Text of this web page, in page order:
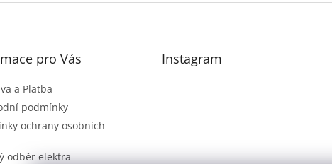
pro Vás
a Platba
podmínky
ochrany osobních
odběr elektra
Instagram